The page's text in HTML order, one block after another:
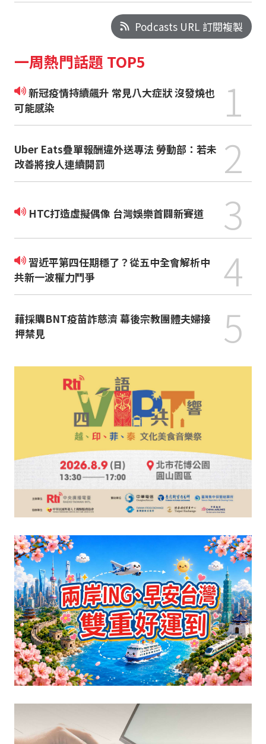
Podcasts URL 訂閱複製
一周熱門話題 TOP5
新冠疫情持續飆升 常見八大症狀 沒發燒也
可能感染
1
Uber Eats疊單報酬違外送專法 勞動部：若未
改善將按人連續開罰
2
HTC打造虛擬偶像 台灣娛樂首闢新賽道 3
習近平第四任期穩了？從五中全會解析中
共新一波權力鬥爭
4
藉採購BNT疫苗詐慈濟 幕後宗教團體夫婦接
押禁見
5